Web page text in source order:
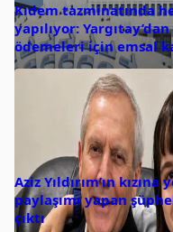
Kıdem tazminatında
yapılıyor:
ödemeleri için emsal
Aziz Yıldırım’ın
paylaşımı yapan
çıktı